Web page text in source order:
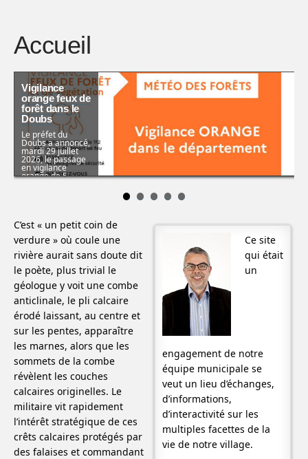
Accueil
Vigilance
orange feux de
forêt dans le
Doubs
Le préfet du
Doubs a annoncé,
mardi 29 juillet
2026, le passage
en vigilance
orange de 5
Sécheresse :
le Doubs est
placé au
niveau
« CRISE »
Sécheresse : le
préfet du Doubs
place l’ensemble
du département
au niveau “CRISE”.
précoce et
intense, Rémi
Bastille, …
Ce site
qui était
un
engagement de notre
équipe municipale se
veut un lieu d’échanges,
d’informations,
d’interactivité sur les
multiples facettes de la
vie de notre village.
C’est « un petit coin de
verdure » où coule une
rivière aurait sans doute dit
le poète, plus trivial le
géologue y voit une combe
anticlinale, le pli calcaire
érodé laissant, au centre et
sur les pentes, apparaître
les marnes, alors que les
sommets de la combe
révèlent les couches
calcaires originelles. Le
militaire vit rapidement
l’intérêt stratégique de ces
crêts calcaires protégés par
des falaises et commandant